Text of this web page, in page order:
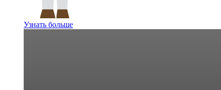
Узнать больше